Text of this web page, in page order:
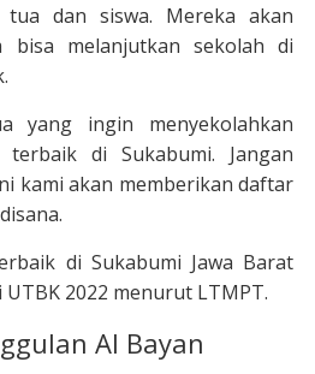
dan siswa. Mereka akan
bisa melanjutkan sekolah di
yang ingin menyekolahkan
di Sukabumi. Jangan
kami akan memberikan daftar
di Sukabumi Jawa Barat
2022 menurut LTMPT.
Al Bayan